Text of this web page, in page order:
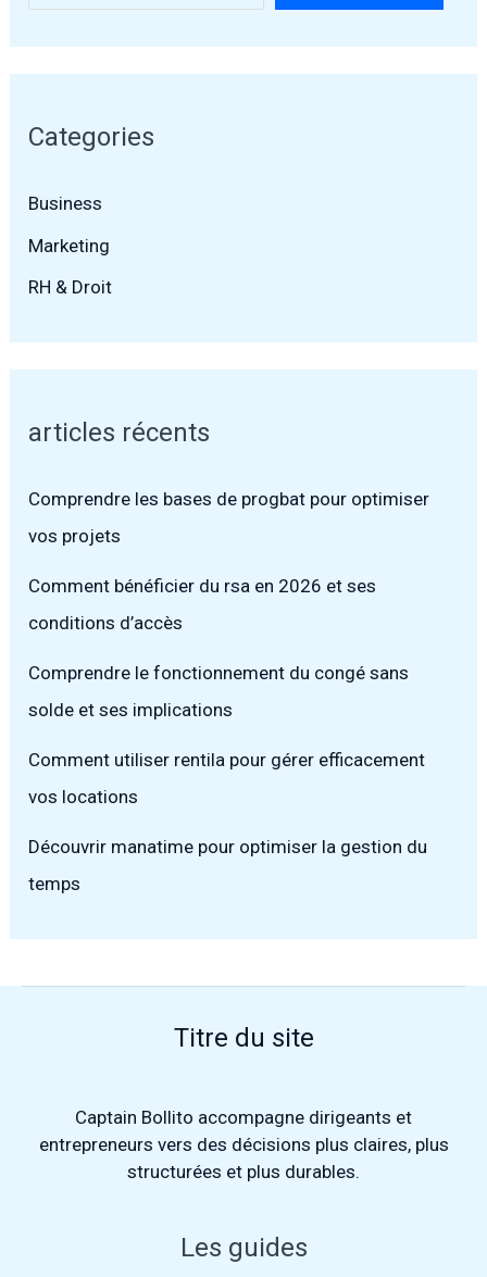
Categories
Business
Marketing
RH & Droit
articles récents
Comprendre les bases de progbat pour optimiser
vos projets
Comment bénéficier du rsa en 2026 et ses
conditions d’accès
Comprendre le fonctionnement du congé sans
solde et ses implications
Comment utiliser rentila pour gérer efficacement
vos locations
Découvrir manatime pour optimiser la gestion du
temps
Titre du site
Captain Bollito accompagne dirigeants et
entrepreneurs vers des décisions plus claires, plus
structurées et plus durables.
Les guides